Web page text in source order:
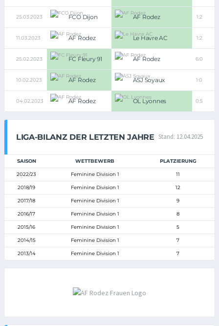
25.03.2023 FCO Dijon AF Rodez 1:2
11.03.2023 AF Rodez Le Havre AC 1:2
25.02.2023 FC Fleury 91 AF Rodez 6:0
10.02.2023 AF Rodez ASJ Soyaux 1:0
04.02.2023 AF Rodez OL Lyonnes 0:5
LIGA-BILANZ DER LETZTEN JAHRE Stand: 12.04.2025
SAISON WETTBEWERB PLATZIERUNG
2022/23 Feminine Division 1 11
2018/19 Feminine Division 1 12
2017/18 Feminine Division 1 9
2016/17 Feminine Division 1 8
2015/16 Feminine Division 1 5
2014/15 Feminine Division 1 7
2013/14 Feminine Division 1 7